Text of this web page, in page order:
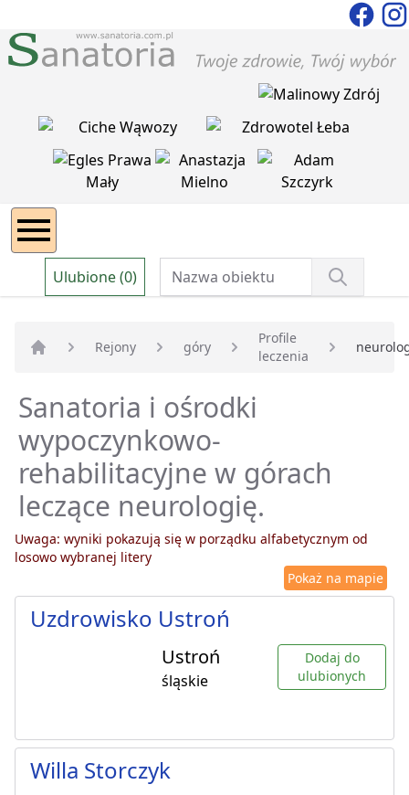
Ulubione (0)
Rejony góry
Profile
leczenia
Sanatoria i ośrodki
wypoczynkowo-
rehabilitacyjne w górach
leczące neurologię.
Uwaga: wyniki pokazują się w porządku alfabetycznym od
losowo wybranej litery
Pokaż na mapie
Uzdrowisko Ustroń
Ustroń
śląskie
Dodaj do
ulubionych
Willa Storczyk